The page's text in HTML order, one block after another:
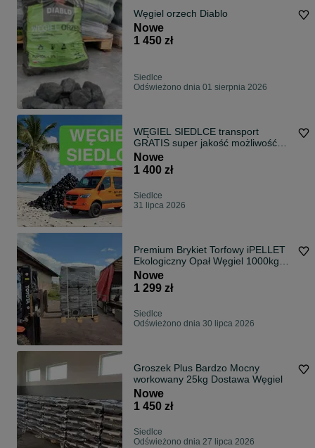
Węgiel orzech Diablo
Nowe
1 450 zł
Siedlce
Odświeżono dnia 01 sierpnia 2026
WĘGIEL SIEDLCE transport
GRATIS super jakość możliwość
negocjacji cen
Nowe
1 400 zł
Siedlce
31 lipca 2026
Premium Brykiet Torfowy iPELLET
Ekologiczny Opał Węgiel 1000kg
Dostawa GRATIS
Nowe
1 299 zł
Siedlce
Odświeżono dnia 30 lipca 2026
Groszek Plus Bardzo Mocny
workowany 25kg Dostawa Węgiel
Nowe
1 450 zł
Siedlce
Odświeżono dnia 27 lipca 2026